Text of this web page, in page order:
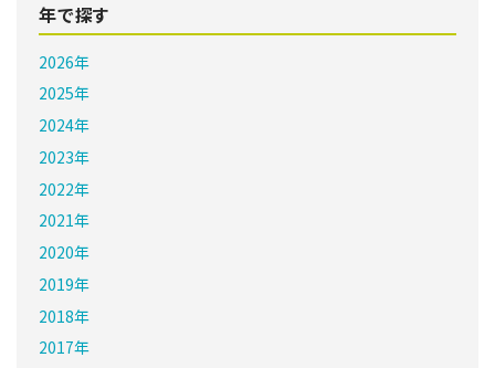
年で探す
2026年
2025年
2024年
2023年
2022年
2021年
2020年
2019年
2018年
2017年